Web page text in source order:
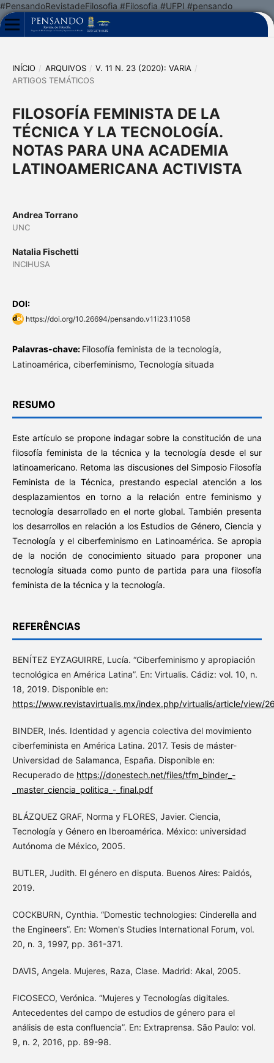
#PensandoRevistadeFilosofia #Filosofia #UFPI #pensando
INÍCIO / ARQUIVOS / V. 11 N. 23 (2020): VARIA /
ARTIGOS TEMÁTICOS
FILOSOFÍA FEMINISTA DE LA
TÉCNICA Y LA TECNOLOGÍA.
NOTAS PARA UNA ACADEMIA
LATINOAMERICANA ACTIVISTA
Andrea Torrano
UNC
Natalia Fischetti
INCIHUSA
DOI:
https://doi.org/10.26694/pensando.v11i23.11058
Palavras-chave: Filosofía feminista de la tecnología,
Latinoamérica, ciberfeminismo, Tecnología situada
RESUMO
Este artículo se propone indagar sobre la constitución de una
filosofía feminista de la técnica y la tecnología desde el sur
latinoamericano. Retoma las discusiones del Simposio Filosofía
Feminista de la Técnica, prestando especial atención a los
desplazamientos en torno a la relación entre feminismo y
tecnología desarrollado en el norte global. También presenta
los desarrollos en relación a los Estudios de Género, Ciencia y
Tecnología y el ciberfeminismo en Latinoamérica. Se apropia
de la noción de conocimiento situado para proponer una
tecnología situada como punto de partida para una filosofía
feminista de la técnica y la tecnología.
REFERÊNCIAS
BENÍTEZ EYZAGUIRRE, Lucía. “Ciberfeminismo y apropiación
tecnológica en América Latina”. En: Virtualis. Cádiz: vol. 10, n.
18, 2019. Disponible en:
https://www.revistavirtualis.mx/index.php/virtualis/article/view/
BINDER, Inés. Identidad y agencia colectiva del movimiento
ciberfeminista en América Latina. 2017. Tesis de máster-
Universidad de Salamanca, España. Disponible en:
Recuperado de https://donestech.net/files/tfm_binder_-
_master_ciencia_politica_-_final.pdf
BLÁZQUEZ GRAF, Norma y FLORES, Javier. Ciencia,
Tecnología y Género en Iberoamérica. México: universidad
Autónoma de México, 2005.
BUTLER, Judith. El género en disputa. Buenos Aires: Paidós,
2019.
COCKBURN, Cynthia. “Domestic technologies: Cinderella and
the Engineers”. En: Women's Studies International Forum, vol.
20, n. 3, 1997, pp. 361-371.
DAVIS, Angela. Mujeres, Raza, Clase. Madrid: Akal, 2005.
FICOSECO, Verónica. “Mujeres y Tecnologías digitales.
Antecedentes del campo de estudios de género para el
análisis de esta confluencia”. En: Extraprensa. São Paulo: vol.
9, n. 2, 2016, pp. 89-98.